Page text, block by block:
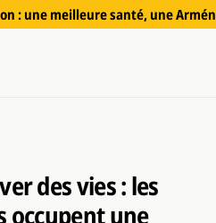
: une meilleure santé, une
des vies : les
occupent une